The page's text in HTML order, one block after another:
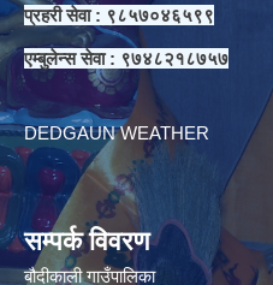
प्रहरी सेवा : ९८५७०४६५९९
एम्बुलेन्स सेवा : ९७४८२१८७५७
DEDGAUN WEATHER
सम्पर्क विवरण
बौदीकाली गाउँपालिका